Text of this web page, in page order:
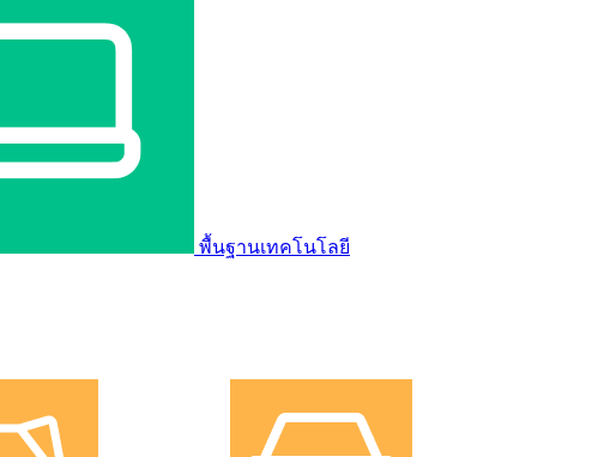
พื้นฐานเทคโนโลยี